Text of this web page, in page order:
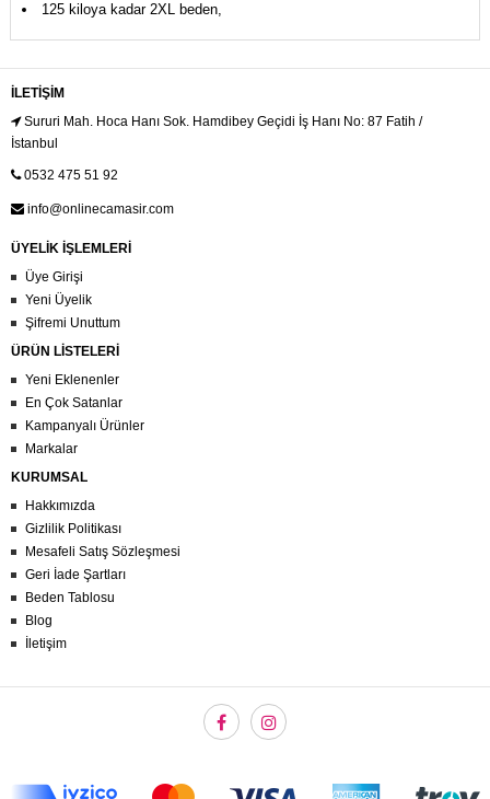
125 kiloya kadar 2XL beden,
İLETIŞIM
Sururi Mah. Hoca Hanı Sok. Hamdibey Geçidi İş Hanı No: 87 Fatih /
İstanbul
0532 475 51 92
info@onlinecamasir.com
ÜYELİK İŞLEMLERİ
Üye Girişi
Yeni Üyelik
Şifremi Unuttum
ÜRÜN LİSTELERİ
Yeni Eklenenler
En Çok Satanlar
Kampanyalı Ürünler
Markalar
KURUMSAL
Hakkımızda
Gizlilik Politikası
Mesafeli Satış Sözleşmesi
Geri İade Şartları
Beden Tablosu
Blog
İletişim